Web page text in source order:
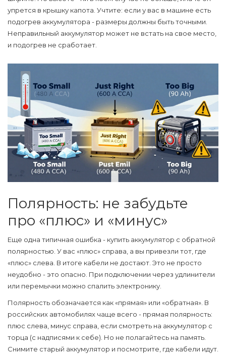
упрется в крышку капота. Учтите: если у вас в машине есть
подогрев аккумулятора - размеры должны быть точными.
Неправильный аккумулятор может не встать на свое место,
и подогрев не сработает.
Полярность: не забудьте
про «плюс» и «минус»
Еще одна типичная ошибка - купить аккумулятор с обратной
полярностью. У вас «плюс» справа, а вы привезли тот, где
«плюс» слева. В итоге кабели не достают. Это не просто
неудобно - это опасно. При подключении через удлинители
или перемычки можно спалить электронику.
Полярность обозначается как «прямая» или «обратная». В
российских автомобилях чаще всего - прямая полярность:
плюс слева, минус справа, если смотреть на аккумулятор с
торца (с надписями к себе). Но не полагайтесь на память.
Снимите старый аккумулятор и посмотрите, где кабели идут.